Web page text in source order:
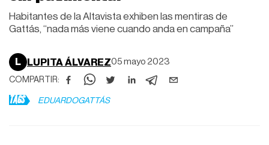
Habitantes de la Altavista exhiben las mentiras de
Gattás, “nada más viene cuando anda en campaña”
L LUPITA ÁLVAREZ05 mayo 2023
COMPARTIR:
TAGS EDUARDOGATTÁS